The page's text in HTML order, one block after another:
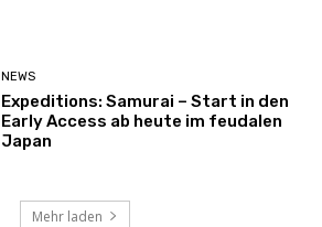
NEWS
Expeditions: Samurai – Start in den
Early Access ab heute im feudalen
Japan
Mehr laden